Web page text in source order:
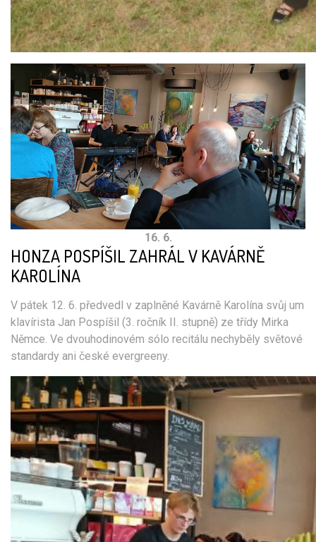
16. 6.
HONZA POSPÍŠIL ZAHRÁL V KAVÁRNĚ
KAROLÍNA
V pátek 12. 6. předvedl v zaplněné Kavárně Karolína svůj um
klavírista Jan Pospíšil (3. ročník II. stupně) ze třídy Mirka
Němce. Ve dvouhodinovém sólo recitálu nechyběly světové
standardy ani české evergreeny.